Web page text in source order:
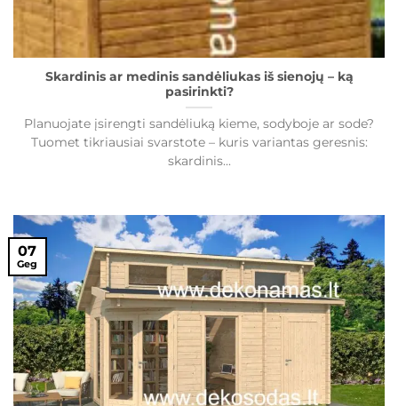
Skardinis ar medinis sandėliukas iš sienojų – ką
pasirinkti?
Planuojate įsirengti sandėliuką kieme, sodyboje ar sode?
Tuomet tikriausiai svarstote – kuris variantas geresnis:
skardinis...
07
Geg